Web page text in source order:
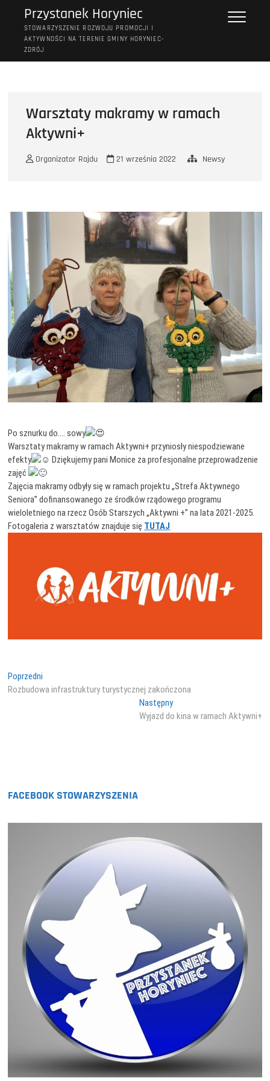
Przystanek Horyniec
STOWARZYSZENIE ROZWOJU PROMOCJI I
AKTYWNOŚCI NA TERENIE GMINY HORYNIEC-
ZDRÓJ
Warsztaty makramy w ramach
Aktywni+
Organizator Rajdu 21 września 2022 Newsy
Po sznurku do…. sowy
Warsztaty makramy w ramach Aktywni+ przyniosły niespodziewane
efekty
Dziękujemy pani Monice za profesjonalne przeprowadzenie
zajęć
Zajęcia makramy odbyły się w ramach projektu „Strefa Aktywnego
Seniora” dofinansowanego ze środków rządowego programu
wieloletniego na rzecz Osób Starszych „Aktywni +” na lata 2021-2025.
Fotogaleria z warsztatów znajduje się TUTAJ
Nawigacja
wpisu
Poprzedni
wpis:
Rozbudowa infrastruktury turystycznej zakończona
NastępnyNastępny
wpis:
Wyjazd do kina w ramach Aktywni+
FACEBOOK STOWARZYSZENIA